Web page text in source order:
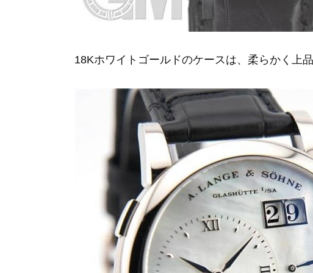
18Kホワイトゴールドのケースは、柔らかく上